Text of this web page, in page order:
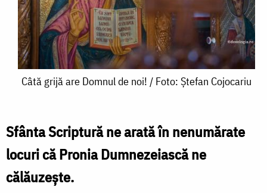
Câtă
are
Domnul
de
noi!
Câtă grijă are Domnul de noi! / Foto: Ștefan Cojocariu
Sfânta Scriptură ne arată în nenumărate
locuri că Pronia Dumnezeiască ne
călăuzește.